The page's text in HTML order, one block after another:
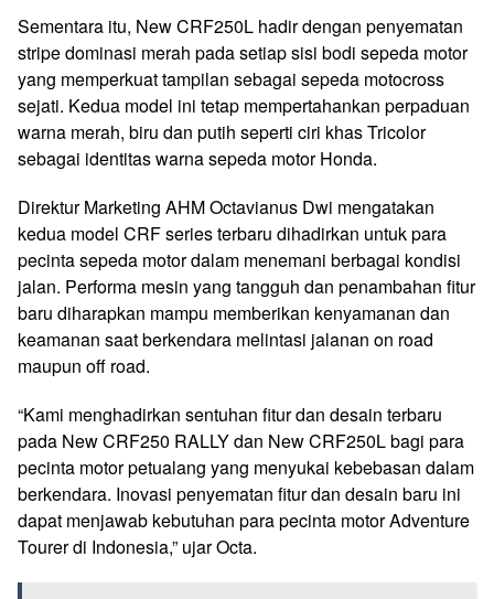
Sementara itu, New CRF250L hadir dengan penyematan
stripe dominasi merah pada setiap sisi bodi sepeda motor
yang memperkuat tampilan sebagai sepeda motocross
sejati. Kedua model ini tetap mempertahankan perpaduan
warna merah, biru dan putih seperti ciri khas Tricolor
sebagai identitas warna sepeda motor Honda.
Direktur Marketing AHM Octavianus Dwi mengatakan
kedua model CRF series terbaru dihadirkan untuk para
pecinta sepeda motor dalam menemani berbagai kondisi
jalan. Performa mesin yang tangguh dan penambahan fitur
baru diharapkan mampu memberikan kenyamanan dan
keamanan saat berkendara melintasi jalanan on road
maupun off road.
“Kami menghadirkan sentuhan fitur dan desain terbaru
pada New CRF250 RALLY dan New CRF250L bagi para
pecinta motor petualang yang menyukai kebebasan dalam
berkendara. Inovasi penyematan fitur dan desain baru ini
dapat menjawab kebutuhan para pecinta motor Adventure
Tourer di Indonesia,” ujar Octa.